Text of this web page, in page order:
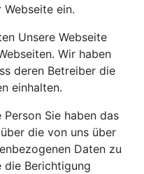
ein.
Unsere Webseite
Wir haben
deren Betreiber die
einhalten.
Sie haben das
die von uns über
Daten zu
die Berichtigung